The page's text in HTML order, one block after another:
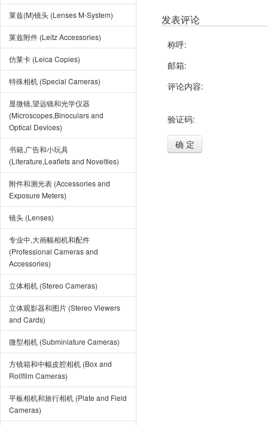
莱兹(M)镜头 (Lenses M-System)
莱兹附件 (Leitz Accessories)
仿莱卡 (Leica Copies)
特殊相机 (Special Cameras)
显微镜,望远镜和光学仪器
(Microscopes,Binoculars and
Optical Devices)
书籍,广告和小玩具
(Literature,Leaflets and Novelties)
附件和测光表 (Accessories and
Exposure Meters)
镜头 (Lenses)
专业中,大画幅相机和配件
(Professional Cameras and
Accessories)
立体相机 (Stereo Cameras)
立体观影器和图片 (Stereo Viewers
and Cards)
微型相机 (Subminiature Cameras)
方镜箱和中幅皮腔相机 (Box and
Rollfilm Cameras)
平板相机和旅行相机 (Plate and Field
Cameras)
发表评论
称呼:
邮箱:
评论内容:
验证码:
确 定